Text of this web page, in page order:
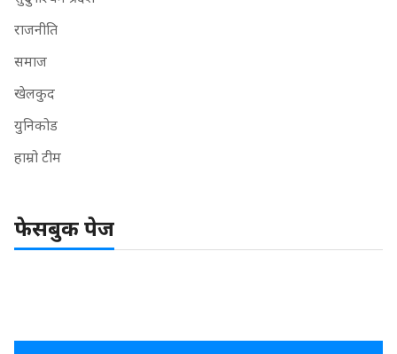
राजनीति
समाज
खेलकुद
युनिकोड
हाम्रो टीम
फेसबुक पेज